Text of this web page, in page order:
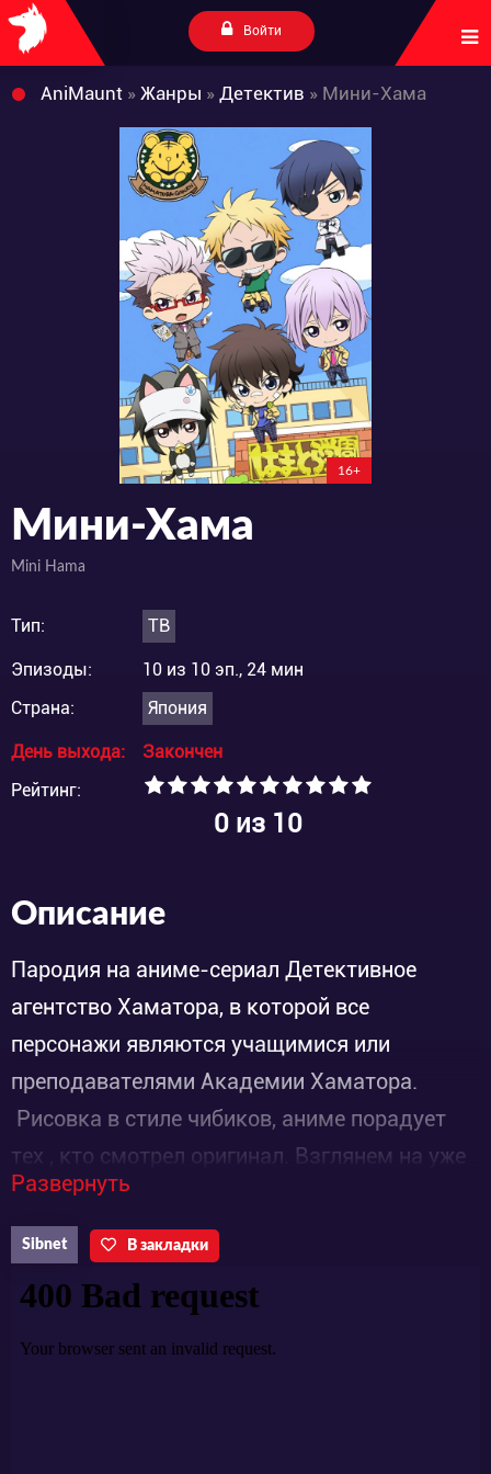
Войти
AniMaunt » Жанры » Детектив » Мини-Хама
16+
Мини-Хама
Mini Hama
Тип: ТВ
Эпизоды:
10 из 10 эп., 24 мин
Страна:
Япония
День выхода:
Закончен
Рейтинг:
0из 10
Описание
Пародия на аниме-сериал Детективное
агентство Хаматора, в которой все
персонажи являются учащимися или
преподавателями Академии Хаматора.
Рисовка в стиле чибиков, аниме порадует
тех , кто смотрел оригинал. Взглянем на уже
знакомых персонажей с новой стороны!
Развернуть
Sibnet В закладки